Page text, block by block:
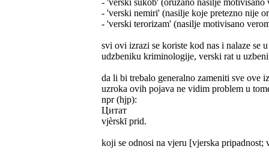
- 'verski nemiri' (nasilje koje pretezno nije
- 'verski terorizam' (nasilje motivisano
svi ovi izrazi se koriste kod nas i nalaze se
udzbeniku kriminologije, verski rat u
da li bi trebalo generalno zameniti sve ove
uzroka ovih pojava ne vidim problem u
npr (hjp):
Цитат
vjèrskī prid.
koji se odnosi na vjeru [vjerska pripadnost;